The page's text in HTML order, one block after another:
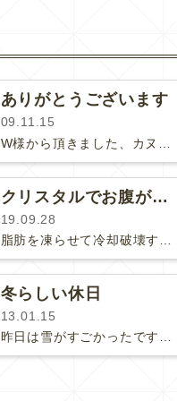
ありがとうございます
09.11.15
クリスタルでお腹がスッキリ！
19.09.28
冬らしい休日
13.01.15
昨日は雪がすごかったですね！雨だったのが雪に変わりあれよあれよという間に積もってビックリしました。成人式だった方達は本当に大変…